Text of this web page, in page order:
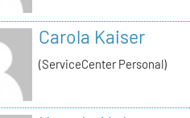
Carola Kaiser
(ServiceCenter Personal)